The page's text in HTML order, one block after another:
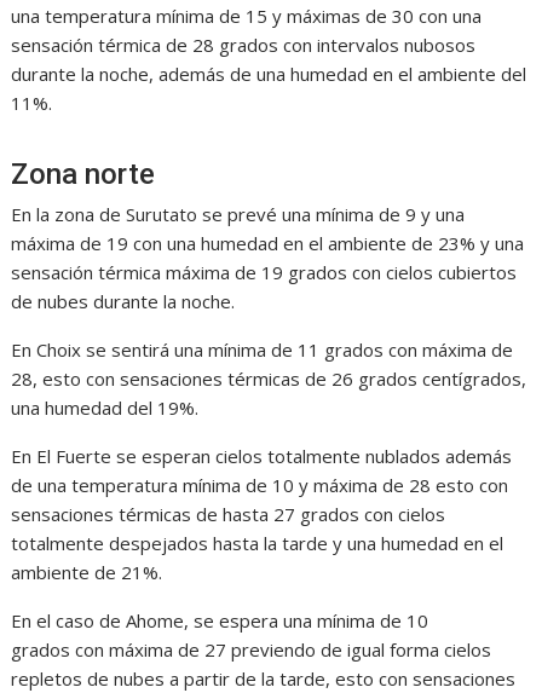
una temperatura mínima de 15 y máximas de 30 con una
sensación térmica de 28 grados con intervalos nubosos
durante la noche, además de una humedad en el ambiente del
11%.
Zona norte
En la zona de Surutato se prevé una mínima de 9 y una
máxima de 19 con una humedad en el ambiente de 23% y una
sensación térmica máxima de 19 grados con cielos cubiertos
de nubes durante la noche.
En Choix se sentirá una mínima de 11 grados con máxima de
28, esto con sensaciones térmicas de 26 grados centígrados,
una humedad del 19%.
En El Fuerte se esperan cielos totalmente nublados además
de una temperatura mínima de 10 y máxima de 28 esto con
sensaciones térmicas de hasta 27 grados con cielos
totalmente despejados hasta la tarde y una humedad en el
ambiente de 21%.
En el caso de Ahome, se espera una mínima de 10
grados con máxima de 27 previendo de igual forma cielos
repletos de nubes a partir de la tarde, esto con sensaciones